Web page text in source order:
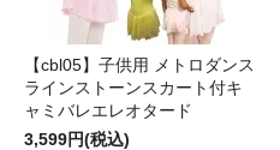
【cbl05】子供用 メトロダンス
ラインストーンスカート付キ
ャミバレエレオタード
3,599円(税込)